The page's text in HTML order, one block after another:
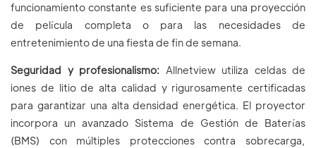
funcionamiento constante es suficiente para una proyección
de película completa o para las necesidades de
entretenimiento de una fiesta de fin de semana.
Seguridad y profesionalismo: Allnetview utiliza celdas de
iones de litio de alta calidad y rigurosamente certificadas
para garantizar una alta densidad energética. El proyector
incorpora un avanzado Sistema de Gestión de Baterías
(BMS) con múltiples protecciones contra sobrecarga,